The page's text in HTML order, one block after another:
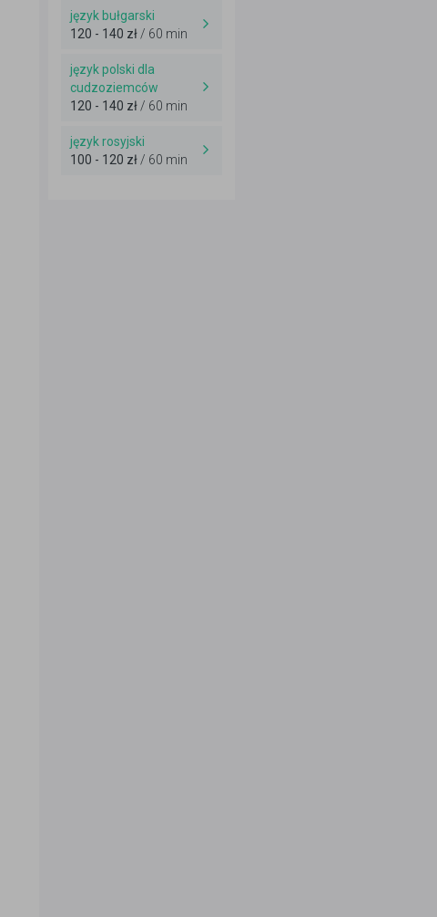
język bułgarski
120 - 140 zł / 60 min
język polski dla
cudzoziemców
120 - 140 zł / 60 min
język rosyjski
100 - 120 zł / 60 min